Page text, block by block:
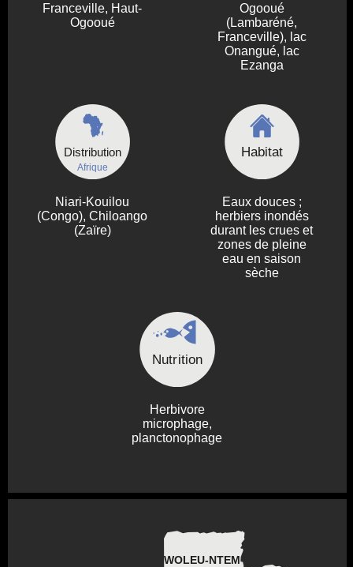
Franceville, Haut-
Ogooué
Ogooué
(Lambaréné,
Franceville), lac
Onangué, lac
Ezanga
Distribution
Afrique
Niari-Kouilou
(Congo), Chiloango
(Zaïre)
Habitat
Eaux douces ;
herbiers inondés
durant les crues et
zones de pleine
eau en saison
sèche
Nutrition
Herbivore
microphage,
planctonophage
WOLEU-NTEM